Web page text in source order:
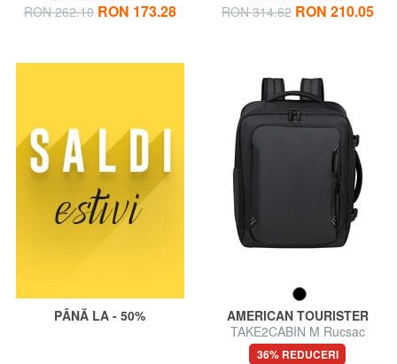
RON 262.10 RON 173.28 RON 314.62 RON 210.05
PÂNĂ LA - 50%
AMERICAN TOURISTER
TAKE2CABIN M Rucsac
EasyJet pentru sub scaun, ok
36% REDUCERI